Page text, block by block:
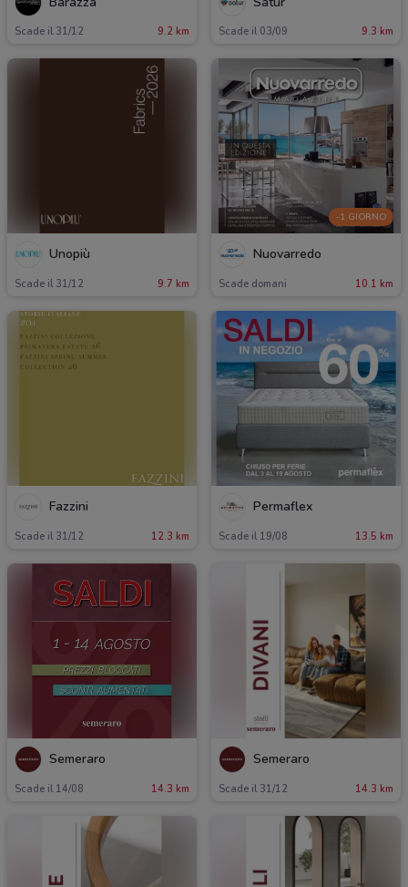
Scade il 31/12 9.2 km Scade il 03/09 9.3 km
Unopiù
Scade il 31/12 9.7 km
-1 GIORNO
Nuovarredo
Scade domani 10.1 km
Fazzini
Scade il 31/12 12.3 km
Permaflex
Scade il 19/08 13.5 km
Semeraro
Scade il 14/08 14.3 km
Semeraro
Scade il 31/12 14.3 km